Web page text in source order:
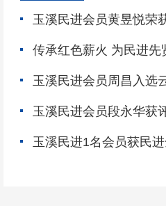
玉溪民进会员黄昱悦荣
传承红色薪火 为民进先贤塑像 ——玉溪民进会员李
玉溪民进会员周昌入选
玉溪民进会员段永华获
玉溪民进1名会员获民